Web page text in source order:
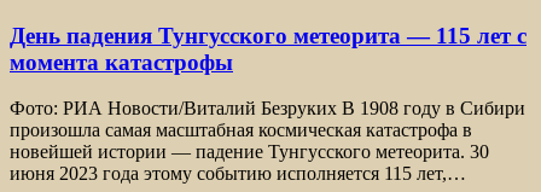
День падения Тунгусского метеорита — 115 лет с
момента катастрофы
Фото: РИА Новости/Виталий Безруких В 1908 году в Сибири
произошла самая масштабная космическая катастрофа в
новейшей истории — падение Тунгусского метеорита. 30
июня 2023 года этому событию исполняется 115 лет,…